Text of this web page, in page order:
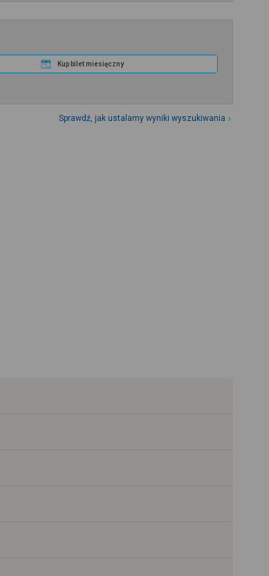
Kup bilet miesięczny
Sprawdź, jak ustalamy wyniki wyszukiwania